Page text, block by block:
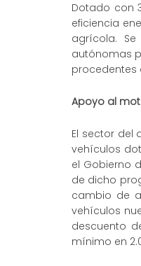
Dotado con
eficiencia
agrícola.
autónomas
procedentes
Apoyo al
El sector del
vehículos
el Gobierno
de dicho
cambio de
vehículos
descuento
mínimo en